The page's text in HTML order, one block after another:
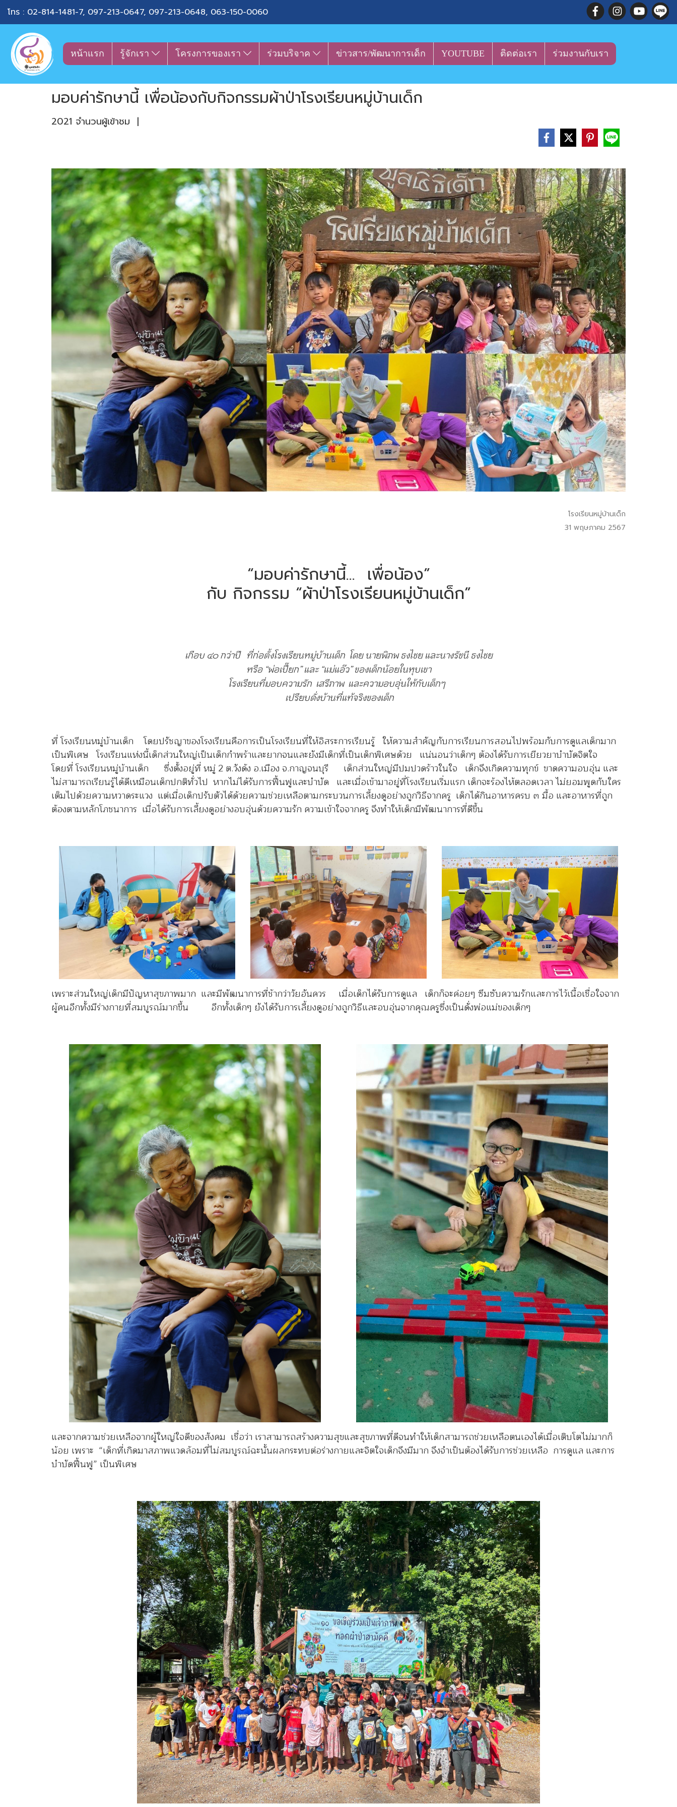
โทร : 02-814-1481-7, 097-213-0647, 097-213-0648, 063-150-0060
หน้าแรก รู้จักเรา โครงการของเรา ร่วมบริจาค ข่าวสาร/พัฒนาการเด็ก YOUTUBE ติดต่อเรา ร่วมงานกับเรา
มอบค่ารักษานี้ เพื่อน้องกับกิจกรรมผ้าป่าโรงเรียนหมู่บ้านเด็ก
2021 จำนวนผู้เข้าชม |
โรงเรียนหมู่บ้านเด็ก
31 พฤษภาคม 2567
“มอบค่ารักษานี้... เพื่อน้อง”
กับ กิจกรรม “ผ้าป่าโรงเรียนหมู่บ้านเด็ก”
เกือบ ๔๐ กว่าปี ที่ก่อตั้งโรงเรียนหมู่บ้านเด็ก โดย นายพิภพ ธงไชย และนางรัชนี ธงไชย
หรือ “พ่อเปี๊ยก” และ “แม่แอ๊ว” ของเด็กน้อยในหุบเขา
โรงเรียนที่มอบความรัก เสรีภาพ และความอบอุ่นให้กับเด็กๆ
เปรียบดั่งบ้านที่แท้จริงของเด็ก
ที่ โรงเรียนหมู่บ้านเด็ก โดยปรัชญาของโรงเรียนคือการเป็นโรงเรียนที่ให้อิสระการเรียนรู้ ให้ความสำคัญกับการเรียนการสอนไปพร้อมกับการดูแลเด็กมาก
เป็นพิเศษ โรงเรียนแห่งนี้เด็กส่วนใหญ่เป็นเด็กกำพร้าและยากจนและยังมีเด็กที่เป็นเด็กพิเศษด้วย แน่นอนว่าเด็กๆ ต้องได้รับการเยียวยาบำบัดจิตใจ
โดยที่ โรงเรียนหมู่บ้านเด็ก ซึ่งตั้งอยู่ที่ หมู่ 2 ต.วังด้ง อ.เมือง จ.กาญจนบุรี เด็กส่วนใหญ่มีปมปวดร้าวในใจ เด็กจึงเกิดความทุกข์ ขาดความอบอุ่น และ
ไม่สามารถเรียนรู้ได้ดีเหมือนเด็กปกติทั่วไป หากไม่ได้รับการฟื้นฟูและบำบัด และเมื่อเข้ามาอยู่ที่โรงเรียนเริ่มแรก เด็กจะร้องไห้ตลอดเวลา ไม่ยอมพูดกับใคร
เต็มไปด้วยความหวาดระแวง แต่เมื่อเด็กปรับตัวได้ด้วยความช่วยเหลือตามกระบวนการเลี้ยงดูอย่างถูกวิธีจากครู เด็กได้กินอาหารครบ ๓ มื้อ และอาหารที่ถูก
ต้องตามหลักโภชนาการ เมื่อได้รับการเลี้ยงดูอย่างอบอุ่นด้วยความรัก ความเข้าใจจากครู จึงทำให้เด็กมีพัฒนาการที่ดีขึ้น
เพราะส่วนใหญ่เด็กมีปัญหาสุขภาพมาก และมีพัฒนาการที่ช้ากว่าวัยอันควร เมื่อเด็กได้รับการดูแล เด็กก็จะค่อยๆ ซึมซับความรักและการไว้เนื้อเชื่อใจจาก
ผู้คนอีกทั้งมีร่างกายที่สมบูรณ์มากขึ้น อีกทั้งเด็กๆ ยังได้รับการเลี้ยงดูอย่างถูกวิธีและอบอุ่นจากคุณครูซึ่งเป็นดั่งพ่อแม่ของเด็กๆ
และจากความช่วยเหลือจากผู้ใหญ่ใจดีของสังคม เชื่อว่า เราสามารถสร้างความสุขและสุขภาพที่ดีจนทำให้เด็กสามารถช่วยเหลือตนเองได้เมื่อเติบโตไม่มากก็
น้อย เพราะ “เด็กที่เกิดมาสภาพแวดล้อมที่ไม่สมบูรณ์ฉะนั้นผลกระทบต่อร่างกายและจิตใจเด็กจึงมีมาก จึงจำเป็นต้องได้รับการช่วยเหลือ การดูแล และการ
บำบัดฟื้นฟู” เป็นพิเศษ